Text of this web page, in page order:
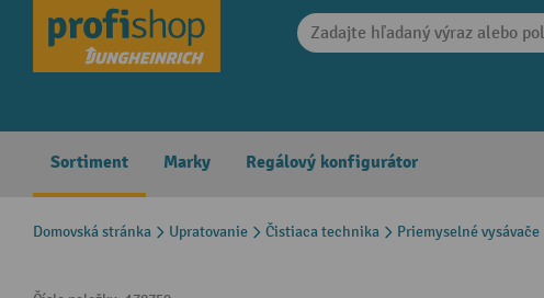
Skip to main navigation
Sortiment Marky Regálový konfigurátor
Domovská stránka Upratovanie Čistiaca technika Priemyselné vysávače